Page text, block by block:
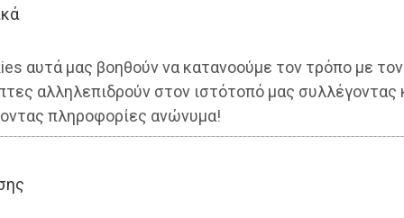
αυτά μας βοηθούν να κατανοούμε τον τρόπο με τον
αλληλεπιδρούν στον ιστότοπό μας συλλέγοντας
πληροφορίες ανώνυμα!